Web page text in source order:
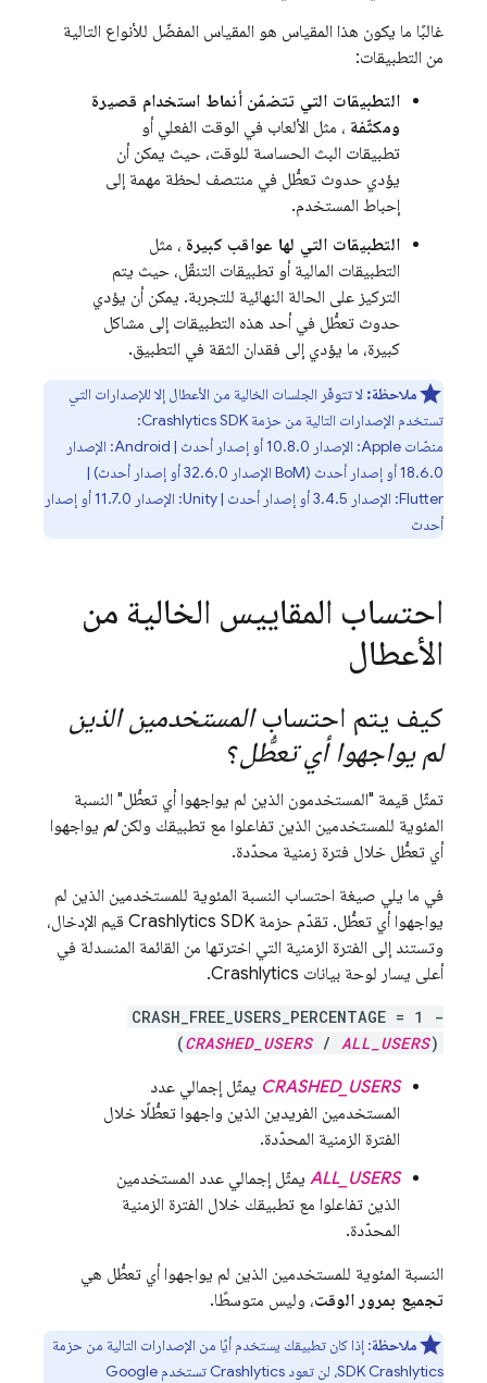
غالبًا ما يكون هذا المقياس هو المقياس المفضّل للأنواع التالية
من التطبيقات:
التطبيقات التي تتضمّن أنماط استخدام قصيرة
ومكثّفة ، مثل الألعاب في الوقت الفعلي أو
تطبيقات البث الحساسة للوقت، حيث يمكن أن
يؤدي حدوث تعطُّل في منتصف لحظة مهمة إلى
إحباط المستخدم.
التطبيقات التي لها عواقب كبيرة ، مثل
التطبيقات المالية أو تطبيقات التنقّل، حيث يتم
التركيز على الحالة النهائية للتجربة. يمكن أن يؤدي
حدوث تعطُّل في أحد هذه التطبيقات إلى مشاكل
كبيرة، ما يؤدي إلى فقدان الثقة في التطبيق.
ملاحظة: لا تتوفّر الجلسات الخالية من الأعطال إلا للإصدارات التي
تستخدم الإصدارات التالية من حزمة
CrashlyticsSDK:
منصّات Apple: الإصدار 10.8.0 أو إصدار أحدث | Android: الإصدار
18.6.0 أو إصدار أحدث (
BoM
الإصدار 32.6.0 أو إصدار أحدث) |
Flutter: الإصدار 3.4.5 أو إصدار أحدث | Unity: الإصدار 11.7.0 أو إصدار
أحدث
احتساب المقاييس الخالية من
الأعطال
كيف يتم احتسابالمستخدمين الذين
لم يواجهوا أي تعطُّل؟
تمثّل قيمة "المستخدمون الذين لم يواجهوا أي تعطُّل" النسبة
المئوية للمستخدمين الذين تفاعلوا مع تطبيقك ولكنلم يواجهوا
أي تعطُّل خلال فترة زمنية محدّدة.
في ما يلي صيغة احتساب النسبة المئوية للمستخدمين الذين لم
يواجهوا أي تعطُّل. تقدّم حزمة
Crashlytics SDK قيم الإدخال،
وتستند إلى الفترة الزمنية التي اخترتها من القائمة المنسدلة في
أعلى يسار لوحة بيانات Crashlytics
.
CRASH_FREE_USERS_PERCENTAGE = 1 -
(CRASHED_USERS/ ALL_USERS)
CRASHED_USERS يمثّل إجمالي عدد
المستخدمين الفريدين الذين واجهوا تعطُّلًا خلال
الفترة الزمنية المحدّدة.
ALL_USERS يمثّل إجمالي عدد المستخدمين
الذين تفاعلوا مع تطبيقك خلال الفترة الزمنية
المحدّدة.
النسبة المئوية للمستخدمين الذين لم يواجهوا أي تعطُّل هي
تجميع بمرور الوقت، وليس متوسطًا.
ملاحظة: إذا كان تطبيقك يستخدم أيًا من الإصدارات التالية من حزمة
SDK Crashlytics ، لن تعود Crashlytics تستخدم Google